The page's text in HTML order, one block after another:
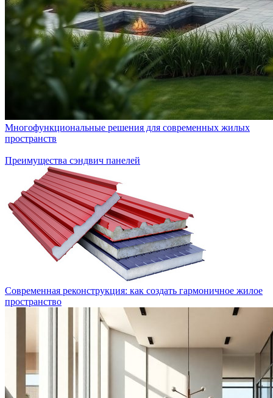
Многофункциональные решения для современных жилых
пространств
Преимущества сэндвич панелей
Современная реконструкция: как создать гармоничное жилое
пространство